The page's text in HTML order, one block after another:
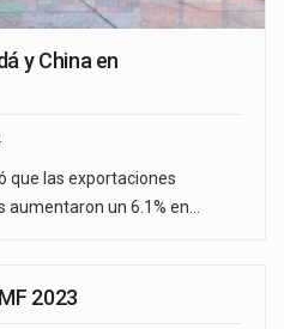
y China en
que las exportaciones
un 6.1% en…
2023